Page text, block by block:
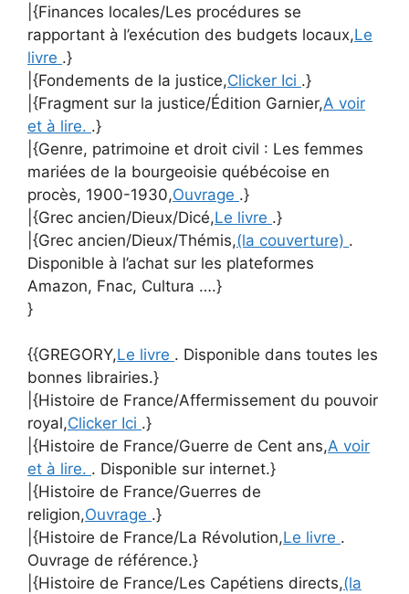
|{Finances locales/Les procédures se
rapportant à l’exécution des budgets locaux,Le
livre .}
|{Fondements de la justice,Clicker Ici .}
|{Fragment sur la justice/Édition Garnier,A voir
et à lire. .}
|{Genre, patrimoine et droit civil : Les femmes
mariées de la bourgeoisie québécoise en
procès, 1900-1930,Ouvrage .}
|{Grec ancien/Dieux/Dicé,Le livre .}
|{Grec ancien/Dieux/Thémis,(la couverture) .
Disponible à l’achat sur les plateformes
Amazon, Fnac, Cultura ….}
}
{{GREGORY,Le livre . Disponible dans toutes les
bonnes librairies.}
|{Histoire de France/Affermissement du pouvoir
royal,Clicker Ici .}
|{Histoire de France/Guerre de Cent ans,A voir
et à lire. . Disponible sur internet.}
|{Histoire de France/Guerres de
religion,Ouvrage .}
|{Histoire de France/La Révolution,Le livre .
Ouvrage de référence.}
|{Histoire de France/Les Capétiens directs,(la